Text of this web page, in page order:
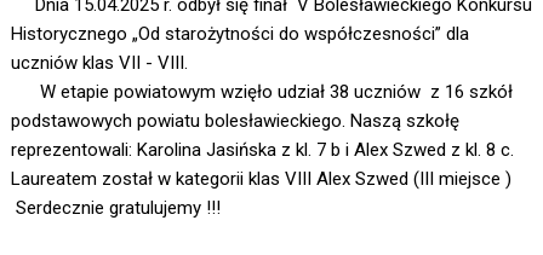
Dnia 15.04.2025 r. odbył się finał V Bolesławieckiego Konkursu
Historycznego „Od starożytności do współczesności” dla
uczniów klas VII - VIII.
W etapie powiatowym wzięło udział 38 uczniów z 16 szkół
podstawowych powiatu bolesławieckiego. Naszą szkołę
reprezentowali: Karolina Jasińska z kl. 7 b i Alex Szwed z kl. 8 c.
Laureatem został w kategorii klas VIII Alex Szwed (III miejsce )
Serdecznie gratulujemy !!!